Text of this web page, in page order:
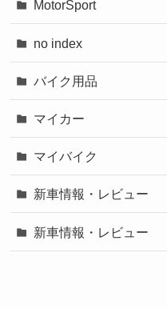
MotorSport
no index
バイク用品
マイカー
マイバイク
新車情報・レビュー
新車情報・レビュー